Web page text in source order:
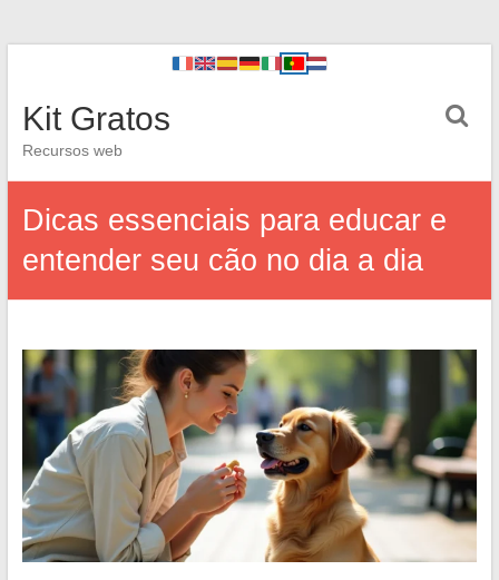
Kit Gratos
Recursos web
Dicas essenciais para educar e
entender seu cão no dia a dia